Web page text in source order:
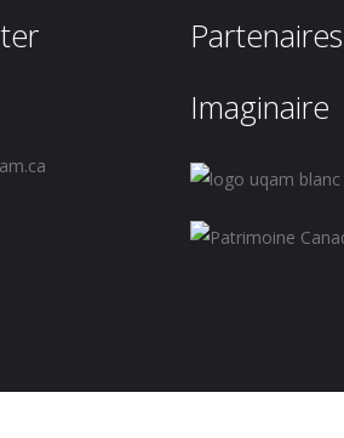
Partenaires
Imaginaire